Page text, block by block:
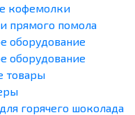
кофемолки
прямого помола
оборудование
оборудование
товары
горячего шоколада